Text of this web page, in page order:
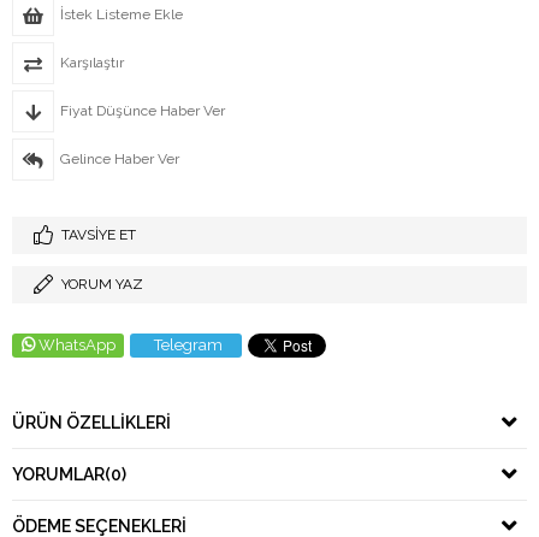
İstek Listeme Ekle
Karşılaştır
Fiyat Düşünce Haber Ver
Gelince Haber Ver
TAVSIYE ET
YORUM YAZ
WhatsApp Telegram
ÜRÜN ÖZELLIKLERI
YORUMLAR(0)
ÖDEME SEÇENEKLERI